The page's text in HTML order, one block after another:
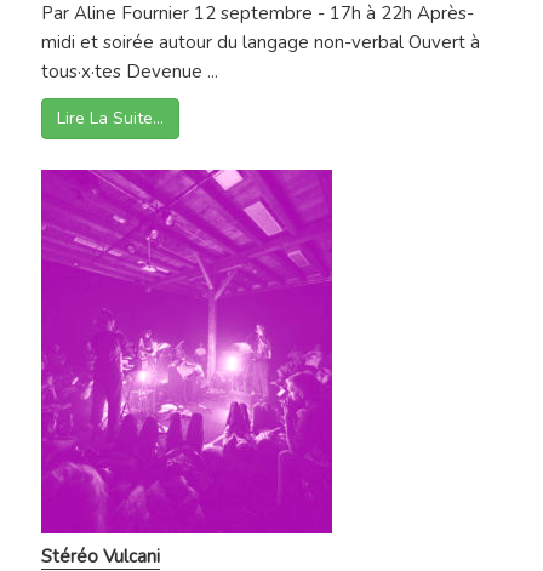
Par Aline Fournier 12 septembre - 17h à 22h Après-
midi et soirée autour du langage non-verbal Ouvert à
tous·x·tes Devenue ...
Lire La Suite…
Stéréo Vulcani